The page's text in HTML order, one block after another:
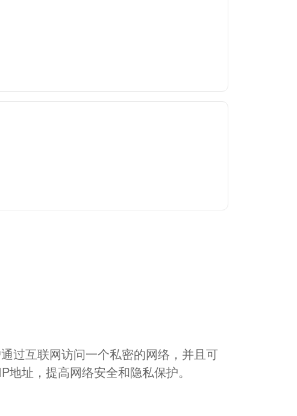
过互联网访问一个私密的网络，并且可
地址，提高网络安全和隐私保护。